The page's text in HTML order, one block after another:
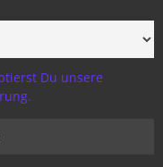
Du unsere